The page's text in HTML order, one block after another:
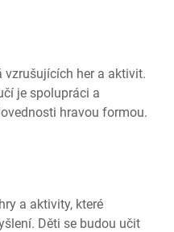
vzrušujících her a aktivit.
je spolupráci a
hravou formou.
a aktivity, které
Děti se budou učit